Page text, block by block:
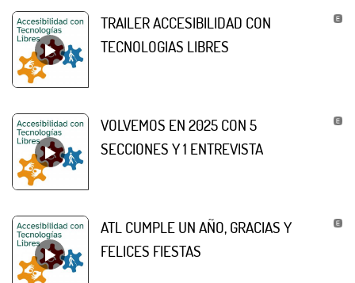
TRAILER ACCESIBILIDAD CON
TECNOLOGIAS LIBRES
VOLVEMOS EN 2025 CON 5
SECCIONES Y 1 ENTREVISTA
ATL CUMPLE UN AÑO, GRACIAS Y
FELICES FIESTAS